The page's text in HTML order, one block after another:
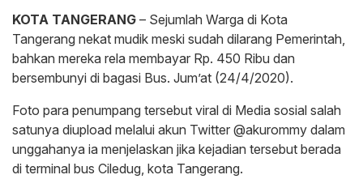
KOTA TANGERANG – Sejumlah Warga di Kota
Tangerang nekat mudik meski sudah dilarang Pemerintah,
bahkan mereka rela membayar Rp. 450 Ribu dan
bersembunyi di bagasi Bus. Jum’at (24/4/2020).
Foto para penumpang tersebut viral di Media sosial salah
satunya diupload melalui akun Twitter @akurommy dalam
unggahanya ia menjelaskan jika kejadian tersebut berada
di terminal bus Ciledug, kota Tangerang.